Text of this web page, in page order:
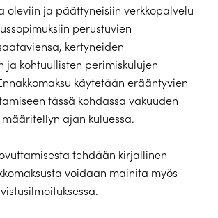
oleviin ja päättyneisiin verkkopalvelu-
perustuvien
kertyneiden
ja kohtuullisten perimiskulujen
käytetään erääntyvien
tässä kohdassa vakuuden
ajan kuluessa.
tehdään kirjallinen
voidaan mainita myös